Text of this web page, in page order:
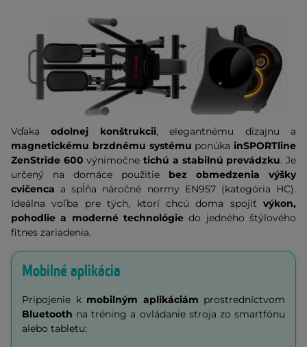
Vďakaodolnej konštrukcii, elegantnému dizajnu a
magnetickému brzdnému systému ponúka inSPORTline
ZenStride 600výnimočnetichú a stabilnú prevádzku. Je
určený na domáce použitie bez obmedzenia výšky
cvičenca a spĺňa náročné normy EN957 (kategória HC).
Ideálna voľba pre tých, ktorí chcú doma spojiť výkon,
pohodlie a moderné technológie do jedného štýlového
fitnes zariadenia.
Mobilné aplikácia
Pripojenie k mobilným aplikáciám prostredníctvom
Bluetooth na tréning a ovládanie stroja zo smartfónu
alebo tabletu: